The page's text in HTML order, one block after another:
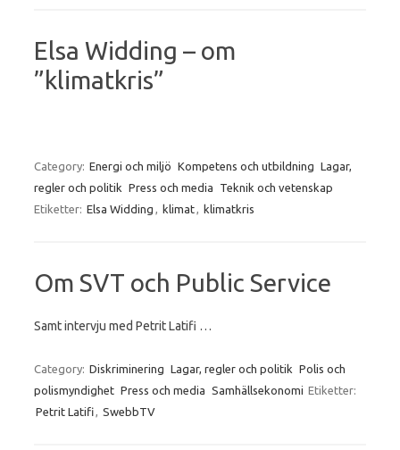
Elsa Widding – om
”klimatkris”
Category: Energi och miljö Kompetens och utbildning Lagar,
regler och politik Press och media
Teknik och vetenskap
Etiketter: Elsa Widding , klimat, klimatkris
Om SVT och Public Service
Samt intervju med Petrit Latifi …
Category: Diskriminering Lagar, regler och politik Polis och
polismyndighet Press och media Samhällsekonomi Etiketter:
Petrit Latifi, SwebbTV